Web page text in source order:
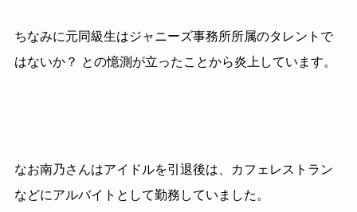
ちなみに元同級生はジャニーズ事務所所属のタレントで
はないか？ との憶測が立ったことから炎上しています。
なお南乃さんはアイドルを引退後は、カフェレストラン
などにアルバイトとして勤務していました。